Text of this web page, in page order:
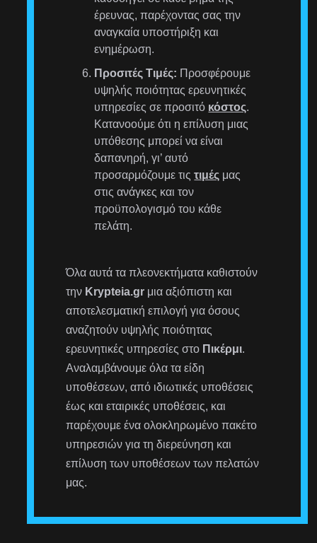
έρευνας, παρέχοντας σας την
αναγκαία υποστήριξη και
ενημέρωση.
Προσιτές Τιμές: Προσφέρουμε
υψηλής ποιότητας ερευνητικές
υπηρεσίες σε προσιτό κόστος.
Κατανοούμε ότι η επίλυση μιας
υπόθεσης μπορεί να είναι
δαπανηρή, γι’ αυτό
προσαρμόζουμε τιςτιμές μας
στις ανάγκες και τον
προϋπολογισμό του κάθε
πελάτη.
Όλα αυτά τα πλεονεκτήματα καθιστούν
την Krypteia.gr μια αξιόπιστη και
αποτελεσματική επιλογή για όσους
αναζητούν υψηλής ποιότητας
ερευνητικές υπηρεσίες στο Πικέρμι.
Αναλαμβάνουμε όλα τα είδη
υποθέσεων, από ιδιωτικές υποθέσεις
έως και εταιρικές υποθέσεις, και
παρέχουμε ένα ολοκληρωμένο πακέτο
υπηρεσιών για τη διερεύνηση και
επίλυση των υποθέσεων των πελατών
μας.